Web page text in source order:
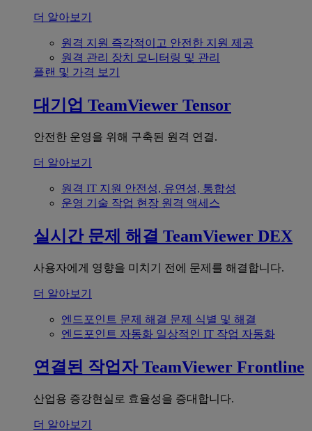
더 알아보기
원격 지원 즉각적이고 안전한 지원 제공
원격 관리 장치 모니터링 및 관리
플랜 및 가격 보기
대기업 TeamViewer Tensor
안전한 운영을 위해 구축된 원격 연결.
더 알아보기
원격 IT 지원 안전성, 유연성, 통합성
운영 기술 작업 현장 원격 액세스
실시간 문제 해결 TeamViewer DEX
사용자에게 영향을 미치기 전에 문제를 해결합니다.
더 알아보기
엔드포인트 문제 해결 문제 식별 및 해결
엔드포인트 자동화 일상적인 IT 작업 자동화
연결된 작업자 TeamViewer Frontline
산업용 증강현실로 효율성을 증대합니다.
더 알아보기